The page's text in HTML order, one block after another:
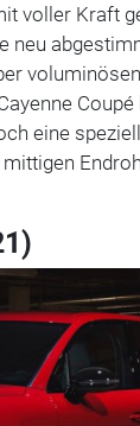
voller Kraft
neu
eine